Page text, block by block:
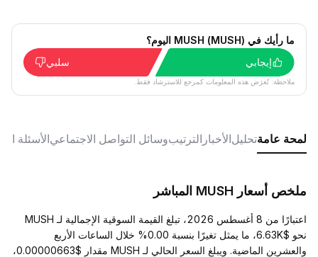
ما رأيك في MUSH (MUSH) اليوم؟
إيجابي
سلبي
ملاحظة: تُعرَض هذه المعلومات كمرجع للاسترشاد فقط.
لمحة عامةتحليلالأخبار الترتيبوسائل التواصل الاجتماعيالأسئلة
ملخص أسعار MUSH المباشر
اعتبارًا من 8 أغسطس 2026، تبلغ القيمة السوقية الإجمالية لـ MUSH
نحو $6.63K، ما يمثل تغيرًا بنسبة 0.00% خلال الساعات الأربع
والعشرين الماضية. ويبلغ السعر الحالي لـ MUSH مقدار $0.00000663،